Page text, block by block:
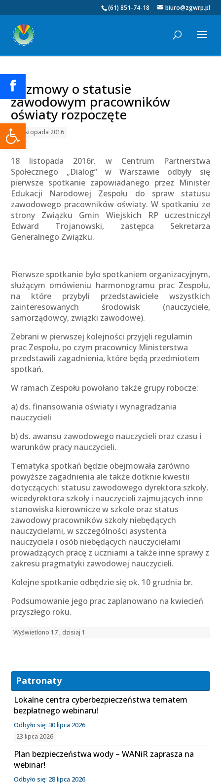
Otwórz pasek narzędzi
(61) 851-74-18 biuro@zgwrp.pl
Rozmowy o statusie
zawodowym pracowników
oświaty rozpoczęte
18 listopada 2016
18 listopada 2016r. w Centrum Partnerstwa
Społecznego „Dialog” w Warszawie odbyły się
pierwsze spotkanie zapowiadanego przez Minister
Edukacji Narodowej Zespołu do spraw statusu
zawodowego pracowników oświaty. W spotkaniu ze
strony Związku Gmin Wiejskich RP uczestniczył
Edward Trojanowski, zastępca Sekretarza
Generalnego Związku.
Pierwsze spotkanie było spotkaniem organizacyjnym,
służącym omówieniu harmonogramu prac Zespołu,
na które przybyli przedstawiciele wszystkich
zainteresowanych środowisk (nauczyciele,
samorządowcy, związki zawodowe).
Zebrani w pierwszej kolejności przyjęli regulamin
prac Zespołu, po czym pracownicy Ministerstwa
przedstawili zagadnienia, które będą przedmiotem
spotkań.
W ramach Zespołu powołano także grupy robocze:
a) ds. finansowania oświaty i wynagradzania
nauczycieli
b) ds. awansu zawodowego nauczycieli oraz czasu i
warunków pracy nauczycieli.
Tematyka spotkań będzie obejmowała zarówno
powyższe zagadnienia ale także dotknie kwestii
dotyczących: statusu zawodowego dyrektora szkoły,
wicedyrektora szkoły i nauczycieli zajmujących inne
stanowiska kierownicze w szkole oraz status
zawodowy pracowników szkoły niebędących
nauczycielami, w szczególności asystenta
nauczyciela i osób niebędących nauczycielami
prowadzących pracę z uczniami a także inne sprawy z
zakresu pragmatyki zawodowej nauczycieli.
Kolejne spotkanie odbędzie się ok. 10 grudnia br.
Podsumowanie jego prac zaplanowano na kwiecień
przyszłego roku.
Wyświetlono 17 , dzisiaj 1
Patronaty
Lokalne centra cyberbezpieczeństwa tematem
bezpłatnego webinaru!
Odbyło się: 30 lipca 2026
23 lipca 2026
Plan bezpieczeństwa wody – WANiR zaprasza na
webinar!
Odbyło się: 28 lipca 2026